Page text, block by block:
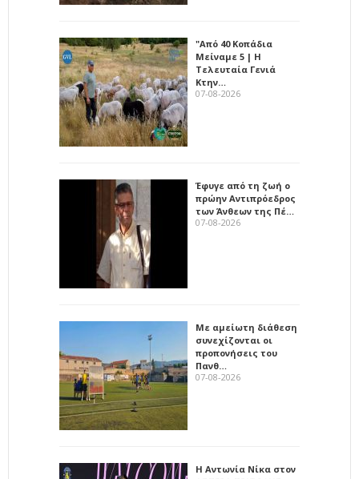
"Από 40 Κοπάδια
Μείναμε 5 | Η
Τελευταία Γενιά
Κτην…
07-08-2026
Έφυγε από τη ζωή ο
πρώην Αντιπρόεδρος
των Άνθεων της Πέ…
07-08-2026
Με αμείωτη διάθεση
συνεχίζονται οι
προπονήσεις του
Πανθ…
07-08-2026
Η Αντωνία Νίκα στον